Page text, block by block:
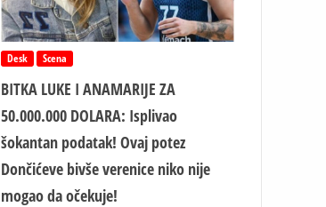
Desk Scena
BITKA LUKE I ANAMARIJE ZA
50.000.000 DOLARA: Isplivao
šokantan podatak! Ovaj potez
Dončićeve bivše verenice niko nije
mogao da očekuje!